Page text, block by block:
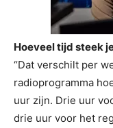
Hoeveel tijd steek
“Dat verschilt per
radioprogramma
uur zijn. Drie uur
drie uur voor het